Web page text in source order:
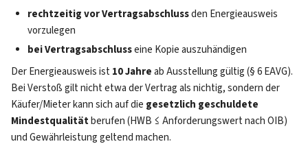
rechtzeitig vor Vertragsabschlussden Energieausweis
vorzulegen
bei Vertragsabschlusseine Kopie auszuhändigen
Der Energieausweis ist 10 Jahreab Ausstellung gültig (§ 6 EAVG).
Bei Verstoß gilt nicht etwa der Vertrag als nichtig, sondern der
Käufer/Mieter kann sich auf die gesetzlich geschuldete
Mindestqualitätberufen (HWB ≤ Anforderungswert nach OIB)
und Gewährleistung geltend machen.